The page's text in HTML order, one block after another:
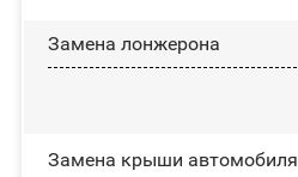
Замена лонжерона
Замена крыши автомобиля